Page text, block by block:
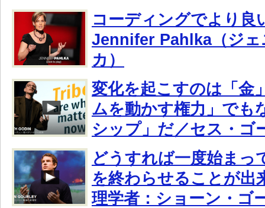
コーディングでより良
Jennifer Pahlka（ジェ
カ）
変化を起こすのは「金
ムを動かす権力」でも
シップ」だ／セス・ゴ
どうすれば一度始まっ
を終わらせることが出
理学者：ショーン・ゴ